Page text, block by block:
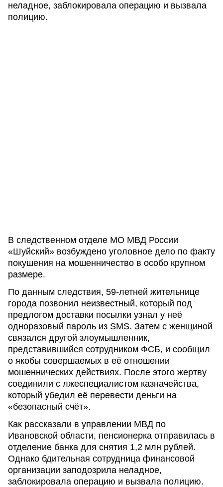
неладное, заблокировала операцию и вызвала
полицию.
В следственном отделе МО МВД России
«Шуйский» возбуждено уголовное дело по факту
покушения на мошенничество в особо крупном
размере.
По данным следствия, 59-летней жительнице
города позвонил неизвестный, который под
предлогом доставки посылки узнал у неё
одноразовый пароль из SMS. Затем с женщиной
связался другой злоумышленник,
представившийся сотрудником ФСБ, и сообщил
о якобы совершаемых в её отношении
мошеннических действиях. После этого жертву
соединили с лжеспециалистом казначейства,
который убедил её перевести деньги на
«безопасный счёт».
Как рассказали в управлении МВД по
Ивановской области, пенсионерка отправилась в
отделение банка для снятия 1,2 млн рублей.
Однако бдительная сотрудница финансовой
организации заподозрила неладное,
заблокировала операцию и вызвала полицию.